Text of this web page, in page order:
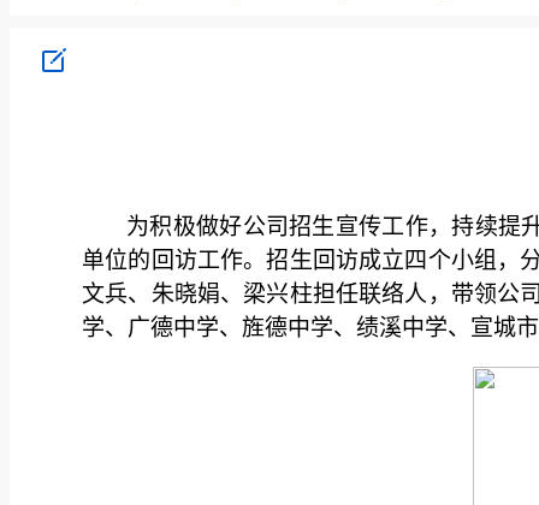
为积极做好公司招生宣传工作，持续提
单位的回访工作。招生回访成立四个小组，
文兵、朱晓娟、梁兴柱担任联络人，带领公
学、广德中学、旌德中学、绩溪中学、宣城